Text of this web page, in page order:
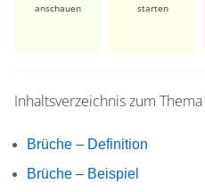
anschauen starten
Inhaltsverzeichnis zum Thema
Brüche – Definition
Brüche – Beispiel